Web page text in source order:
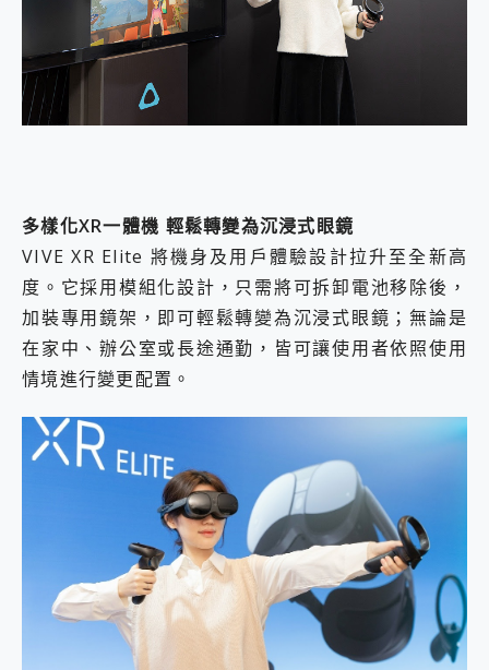
多樣化XR一體機 輕鬆轉變為沉浸式眼鏡
VIVE XR Elite 將機身及用戶體驗設計拉升至全新高
度。它採用模組化設計，只需將可拆卸電池移除後，
加裝專用鏡架，即可輕鬆轉變為沉浸式眼鏡；無論是
在家中、辦公室或長途通勤，皆可讓使用者依照使用
情境進行變更配置。